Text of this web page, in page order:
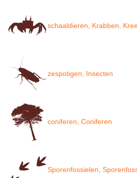
schaaldieren, Krabben,
zespotigen, Insecten
coniferen, Coniferen
Sporenfossielen,